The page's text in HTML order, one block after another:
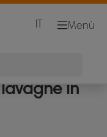
Menù
IT
in